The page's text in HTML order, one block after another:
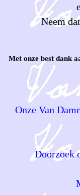
Neem
Met onze best dank
Onze Van
Doorzoek